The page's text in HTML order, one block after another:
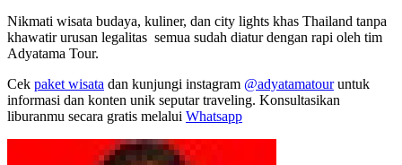
Nikmati wisata budaya, kuliner, dan city lights khas Thailand tanpa
khawatir urusan legalitas semua sudah diatur dengan rapi oleh tim
Adyatama Tour.
Cek paket wisata dan kunjungi instagram @adyatamatouruntuk
informasi dan konten unik seputar traveling. Konsultasikan
liburanmu secara gratis melalui Whatsapp